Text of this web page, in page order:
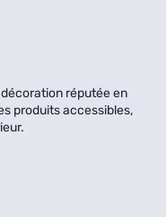
réputée en
produits accessibles,